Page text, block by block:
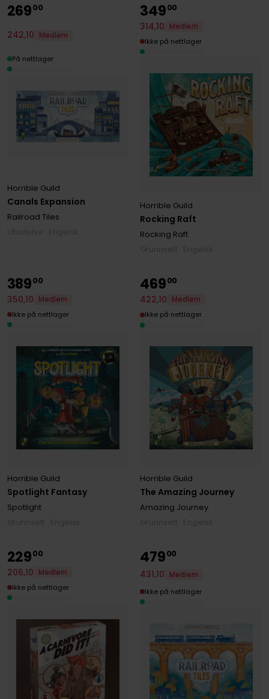
Canals Expansion
Horrible Guild
Railroad Tiles
26900
242,10 Medlem
På nettlager
Rocking Raft
Horrible Guild
Rocking Raft
34900
314,10
Medlem
Ikke på nettlager
Spotlight Fantasy
Horrible Guild
Spotlight
38900
350,10
Medlem
Ikke på nettlager
The Amazing Journey
Horrible Guild
Amazing Journey
46900
422,10
Medlem
Ikke på nettlager
22900
206,10
Medlem
Ikke på nettlager
47900
431,10
Medlem
Ikke på nettlager